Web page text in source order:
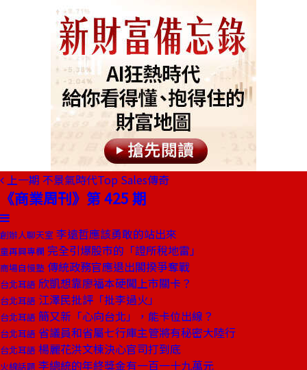
上一期 不景氣時代Top Sales傳奇
《商業周刊》第 425 期
創辦人聊天室 李遠哲應該勇敢的站出來
童再興專欄 完全引爆股市的「證所稅地雷」
商場自慢塾 傳統政務官應退出閣揆爭奪戰
台北耳語 欣凱想靠廖福本硬闖上市關卡？
台北耳語 江澤民批評「批李過火」
台北耳語 簡又新「心向台北」，能卡位出線？
台北耳語 省議員和省屬七行庫主管將有秘密大陸行
台北耳語 楊麗花洪文棟決心官司打到底
火線話題 李總統的年終獎金有一百一十九萬元